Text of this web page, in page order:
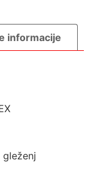
informacije